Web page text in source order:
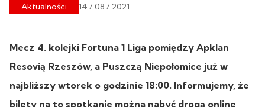
Aktualności 14 / 08 / 2021
Mecz 4. kolejki Fortuna 1 Liga pomiędzy Apklan
Resovią Rzeszów, a Puszczą Niepołomice już w
najbliższy wtorek o godzinie 18:00. Informujemy, że
bilety na to spotkanie można nabyć drogą online